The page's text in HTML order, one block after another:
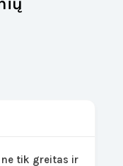
tik greitas ir